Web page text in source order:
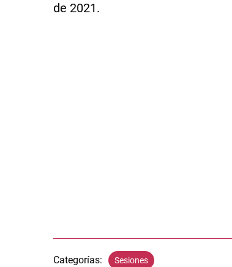
de 2021.
Categorías: Sesiones